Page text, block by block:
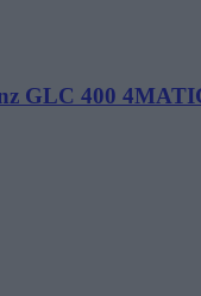
GLC 400